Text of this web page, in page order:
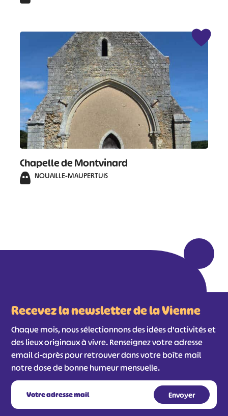
Chapelle de Montvinard
NOUAILLE-MAUPERTUIS
Recevez la newsletter de la Vienne
Chaque mois, nous sélectionnons des idées d'activités et
des lieux originaux à vivre. Renseignez votre adresse
email ci-après pour retrouver dans votre boîte mail
notre dose de bonne humeur mensuelle.